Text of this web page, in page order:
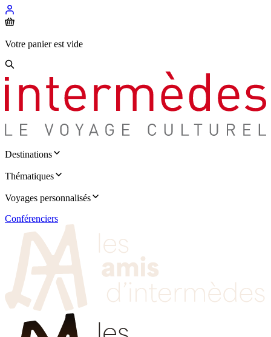
Votre panier est vide
Destinations
Thématiques
Voyages personnalisés
Conférenciers